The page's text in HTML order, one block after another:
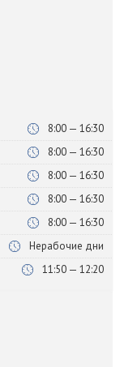
8:00 — 16:30
8:00 — 16:30
8:00 — 16:30
8:00 — 16:30
8:00 — 16:30
Нерабочие дни
11:50 — 12:20